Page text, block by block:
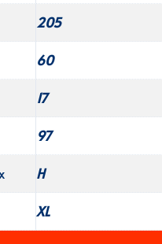
205
60
17
97
H
XL